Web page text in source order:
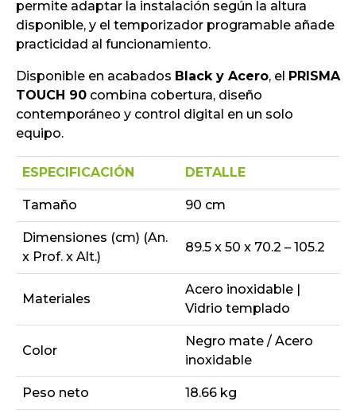
permite adaptar la instalación según la altura
disponible, y el temporizador programable añade
practicidad al funcionamiento.
Disponible en acabados Black y Acero, el PRISMA
TOUCH 90 combina cobertura, diseño
contemporáneo y control digital en un solo
equipo.
ESPECIFICACIÓN DETALLE
Tamaño 90 cm
Dimensiones (cm) (An.
x Prof. x Alt.)
89.5 x 50 x 70.2 – 105.2
Materiales
Acero inoxidable |
Vidrio templado
Color
Negro mate / Acero
inoxidable
Peso neto 18.66 kg